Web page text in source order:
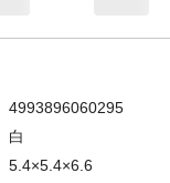
4993896060295
白
5.4×5.4×6.6